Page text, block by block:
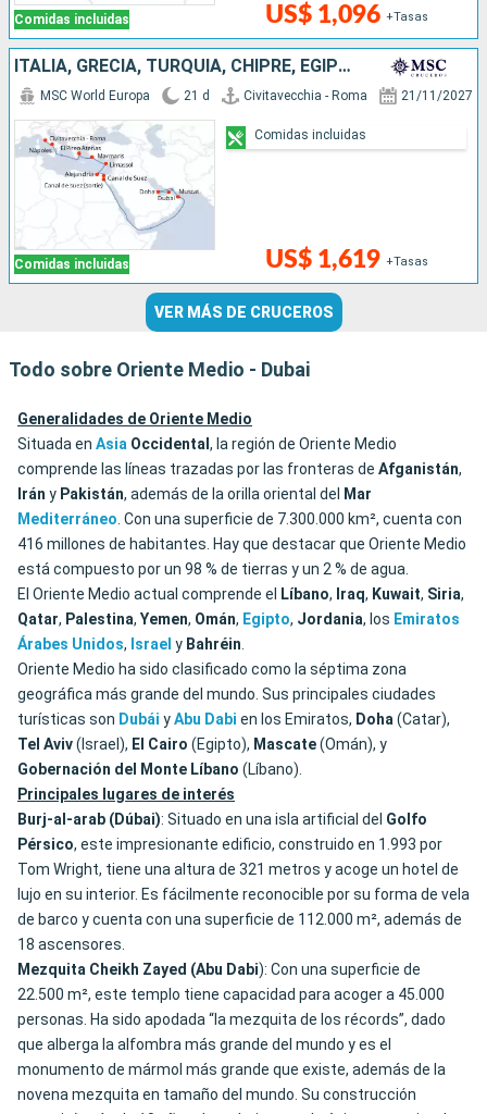
Comidas incluidas US$ 1,096 +Tasas
ITALIA, GRECIA, TURQUÍA, CHIPRE, EGIPTO, OMAN, QATAR, EMIRATOS ÁRABES UNIDOS
Comidas incluidas
MSC World Europa 21 d Civitavecchia - Roma 21/11/2027
US$ 1,619 +Tasas
Comidas incluidas
VER MÁS DE CRUCEROS
Todo sobre Oriente Medio - Dubai
Generalidades de Oriente Medio
Situada en Asia Occidental , la región de Oriente Medio
comprende las líneas trazadas por las fronteras de Afganistán,
Irán y Pakistán, además de la orilla oriental del
Mar
Mediterráneo. Con una superficie de 7.300.000 km², cuenta con
416 millones de habitantes. Hay que destacar que Oriente Medio
está compuesto por un 98 % de tierras y un 2 % de agua.
El Oriente Medio actual comprende el
Líbano, Iraq, Kuwait, Siria,
Qatar, Palestina, Yemen, Omán, Egipto, Jordania, los Emiratos
Árabes Unidos, Israel y Bahréin.
Oriente Medio ha sido clasificado como la séptima zona
geográfica más grande del mundo. Sus principales ciudades
turísticas son Dubái yAbu Dabi en los Emiratos, Doha(Catar),
Tel Aviv(Israel), El Cairo (Egipto), Mascate(Omán), y
Gobernación del Monte Líbano (Líbano).
Principales lugares de interés
Burj-al-arab (Dúbai): Situado en una isla artificial del Golfo
Pérsico, este impresionante edificio, construido en 1.993 por
Tom Wright, tiene una altura de 321 metros y acoge un hotel de
lujo en su interior. Es fácilmente reconocible por su forma de vela
de barco y cuenta con una superficie de 112.000 m², además de
18 ascensores.
Mezquita Cheikh Zayed (Abu Dabi): Con una superficie de
22.500 m², este templo tiene capacidad para acoger a 45.000
personas. Ha sido apodada “la mezquita de los récords”, dado
que alberga la alfombra más grande del mundo y es el
monumento de mármol más grande que existe, además de la
novena mezquita en tamaño del mundo. Su construcción